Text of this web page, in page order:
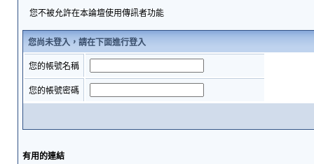
您不被允許在本論壇使用傳訊者功能
您尚未登入，請在下面進行登入
您的帳號名稱
您的帳號密碼
有用的連結